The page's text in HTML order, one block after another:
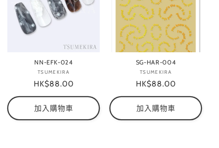
NN-EFK-024
廠
商：
TSUMEKIRA
定
價
HK$88.00
加入購物車
SG-HAR-004
廠
商：
TSUMEKIRA
定
價
HK$88.00
加入購物車